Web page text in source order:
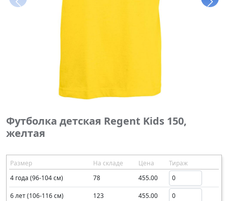
Футболка детская Regent Kids 150,
желтая
Размер На складе Цена
Тираж
4 года (96-104 см)
78 455.00
6 лет (106-116 см) 123 455.00